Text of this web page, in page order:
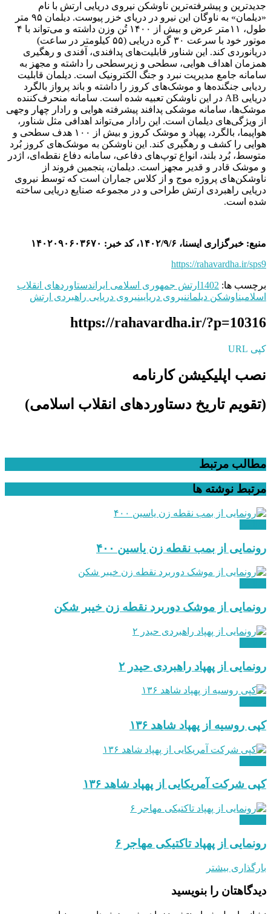
جدیدترین و پیشرفته‌ترین ناوشکن نیروی دریایی ارتش با نام
«دیلمان» به ناوگان این نیرو در دریای خزر پیوست. دیلمان ۹۵ متر
طول، ۱۱متر عرض و بیش از ۱۴۰۰ تُن وزن داشته و می‌تواند با ۴
موتور خود با سرعت ۳۰ گره دریایی (۵۵ کیلومتر در ساعت)
دریانوردی کند. این شناور قابلیت‌های پدافندی، آفندی و رهگیری
همزمان اهداف هوایی، سطحی و زیرسطحی را داشته و مجهز به
سامانه جامع مدیریت نبرد و جنگ الکترونیک است. دیلمان قابلیت
ردیابی جنگنده‌ها و موشک‌های کروز را داشته و باند پرواز بالگرد
دریایی AB در این ناوشکن تعبیه شده است. سامانه منحرف‌کننده
موشک‌ها، سامانه موشکی پدافند پیشرفته هوایی و رادار چهار وجهی
از ویژگی‌های دیلمان است. این رادار می‌تواند اهدافی مثل شناور،
هواپیما، بالگرد، پهپاد و موشک کروز و بیش از ۱۰۰ هدف سطحی و
هوایی را کشف و رهگیری کند. این ناوشکن به موشک‌های کروز بُرد
متوسط، بُرد بلند، انواع توپ‌های دفاعی، سامانه دفاع نقطه‌ای، اژدر
و موشک قادر و قدیر مجهز است. دیلمان، پنجمین فروند از
ناوشکن‌های پروژه موج و از کلاس جماران است که توسط نیروی
دریایی راهبردی ارتش طراحی و در مجموعه صنایع دریایی ساخته
شده است.
منبع: خبرگزاری ایسنا، ۱۴۰۲/۹/۶، کد خبر: ۱۴۰۲۰۹۰۶۰۳۶۷۰
https://rahavardha.ir/sps9
برچسب ها: 1402 ارتش جمهوری اسلامی ایراندستاوردهای انقلاب
اسلامیناوشکن دیلماننیروی دریایینیروی دریایی راهبردی ارتش
https://rahavardha.ir/?p=10316
کپی URL
نصب اپلیکیشن کارنامه
(تقویم تاریخ دستاوردهای انقلاب اسلامی​)
مطالب مرتبط
مرتبط نوشته ها
رونمایی از بمب نقطه زن یاسین ۴۰۰
رونمایی از موشک دوربرد نقطه زن خیبر شکن
رونمایی از پهپاد راهبردی حیدر ۲
کپی روسیه از پهپاد شاهد ۱۳۶
کپی شرکت آمریکایی از پهپاد شاهد ۱۳۶
رونمایی از پهپاد تاکتیکی مهاجر ۶
بارگذاری بیشتر
دیدگاهتان را بنویسید